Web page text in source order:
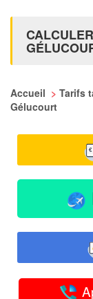
Accueil > Tarifs
Gélucourt